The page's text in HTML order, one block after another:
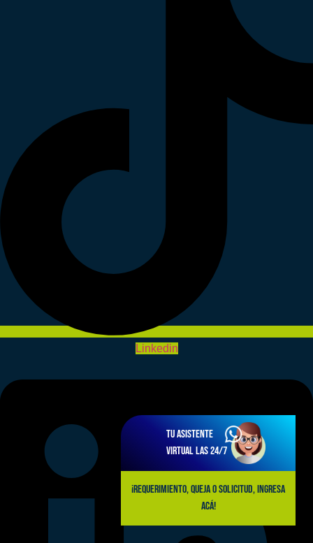
Tu asistente
virtual las 24/7
¡Requerimiento, queja o solicitud, ingresa
acá!
Linkedin